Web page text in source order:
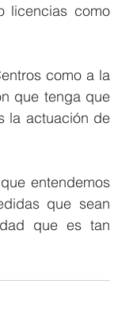
licencias como
como a la
que tenga que
la actuación de
entendemos
que sean
que es tan